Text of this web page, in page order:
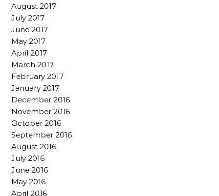
August 2017
July 2017
June 2017
May 2017
April 2017
March 2017
February 2017
January 2017
December 2016
November 2016
October 2016
September 2016
August 2016
July 2016
June 2016
May 2016
April 2016